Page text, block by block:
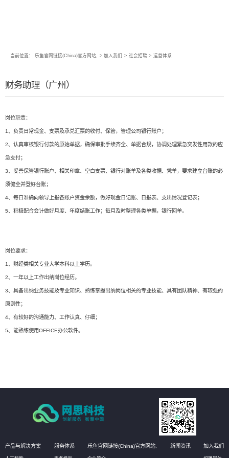
当前位置： 乐鱼官网链接(China)官方网站, > 加入我们 > 社会招聘 > 运营体系
财务助理（广州）
岗位职责：
1、负责日常现金、支票及承兑汇票的收付、保管，管理公司银行账户；
2、认真审核银行付款的原始单据，确保审批手续齐全、单据合规，协调处理紧急突发性用款的应
急支付；
3、妥善保管银行账户、相关印章、空白支票、银行对账单及各类收据、凭单，要求建立台账的必
须健全并登好台账；
4、每日准确向领导上报各账户资金余额，做好现金日记账、日报表、支出情况登记表；
5、积极配合会计做好月度、年度结账工作；每月及时整理各类单据，银行回单。
岗位要求：
1、财经类相关专业大学本科以上学历。
2、一年以上工作出纳岗位经历。
3、具备出纳业务技能及专业知识、熟练掌握出纳岗位相关的专业技能、具有团队精神、有较强的
原则性；
4、有较好的沟通能力、工作认真、仔细；
5、能熟练使用OFFICE办公软件。
产品与解决方案 服务体系 乐鱼官网链接(China)官方网站, 新闻资讯 加入我们